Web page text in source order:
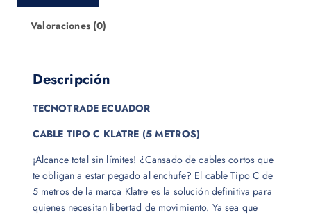
Valoraciones (0)
Descripción
TECNOTRADE ECUADOR
CABLE TIPO C KLATRE (5 METROS)
¡Alcance total sin límites! ¿Cansado de cables cortos que
te obligan a estar pegado al enchufe? El cable Tipo C de
5 metros de la marca Klatre es la solución definitiva para
quienes necesitan libertad de movimiento. Ya sea que